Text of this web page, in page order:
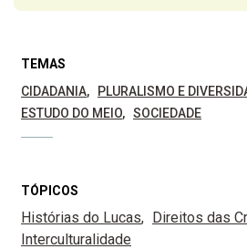
TEMAS
CIDADANIA
PLURALISMO E
ESTUDO DO MEIO
SOCIEDADE
TÓPICOS
Histórias do Lucas Direitos das
Interculturalidade